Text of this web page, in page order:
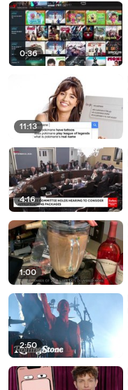
0:36
11:13
4:16
1:00
2:50